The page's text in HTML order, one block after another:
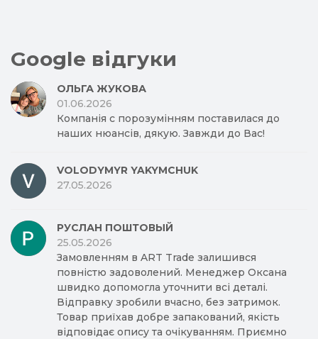
Google відгуки
ОЛЬГА ЖУКОВА
01.06.2026
Компанія с порозумінням поставилася до
наших нюансів, дякую. Завжди до Вас!
VOLODYMYR YAKYMCHUK
27.05.2026
РУСЛАН ПОШТОВЫЙ
25.05.2026
Замовленням в ART Trade залишився
повністю задоволений. Менеджер Оксана
швидко допомогла уточнити всі деталі.
Відправку зробили вчасно, без затримок.
Товар приїхав добре запакований, якість
відповідає опису та очікуванням. Приємно